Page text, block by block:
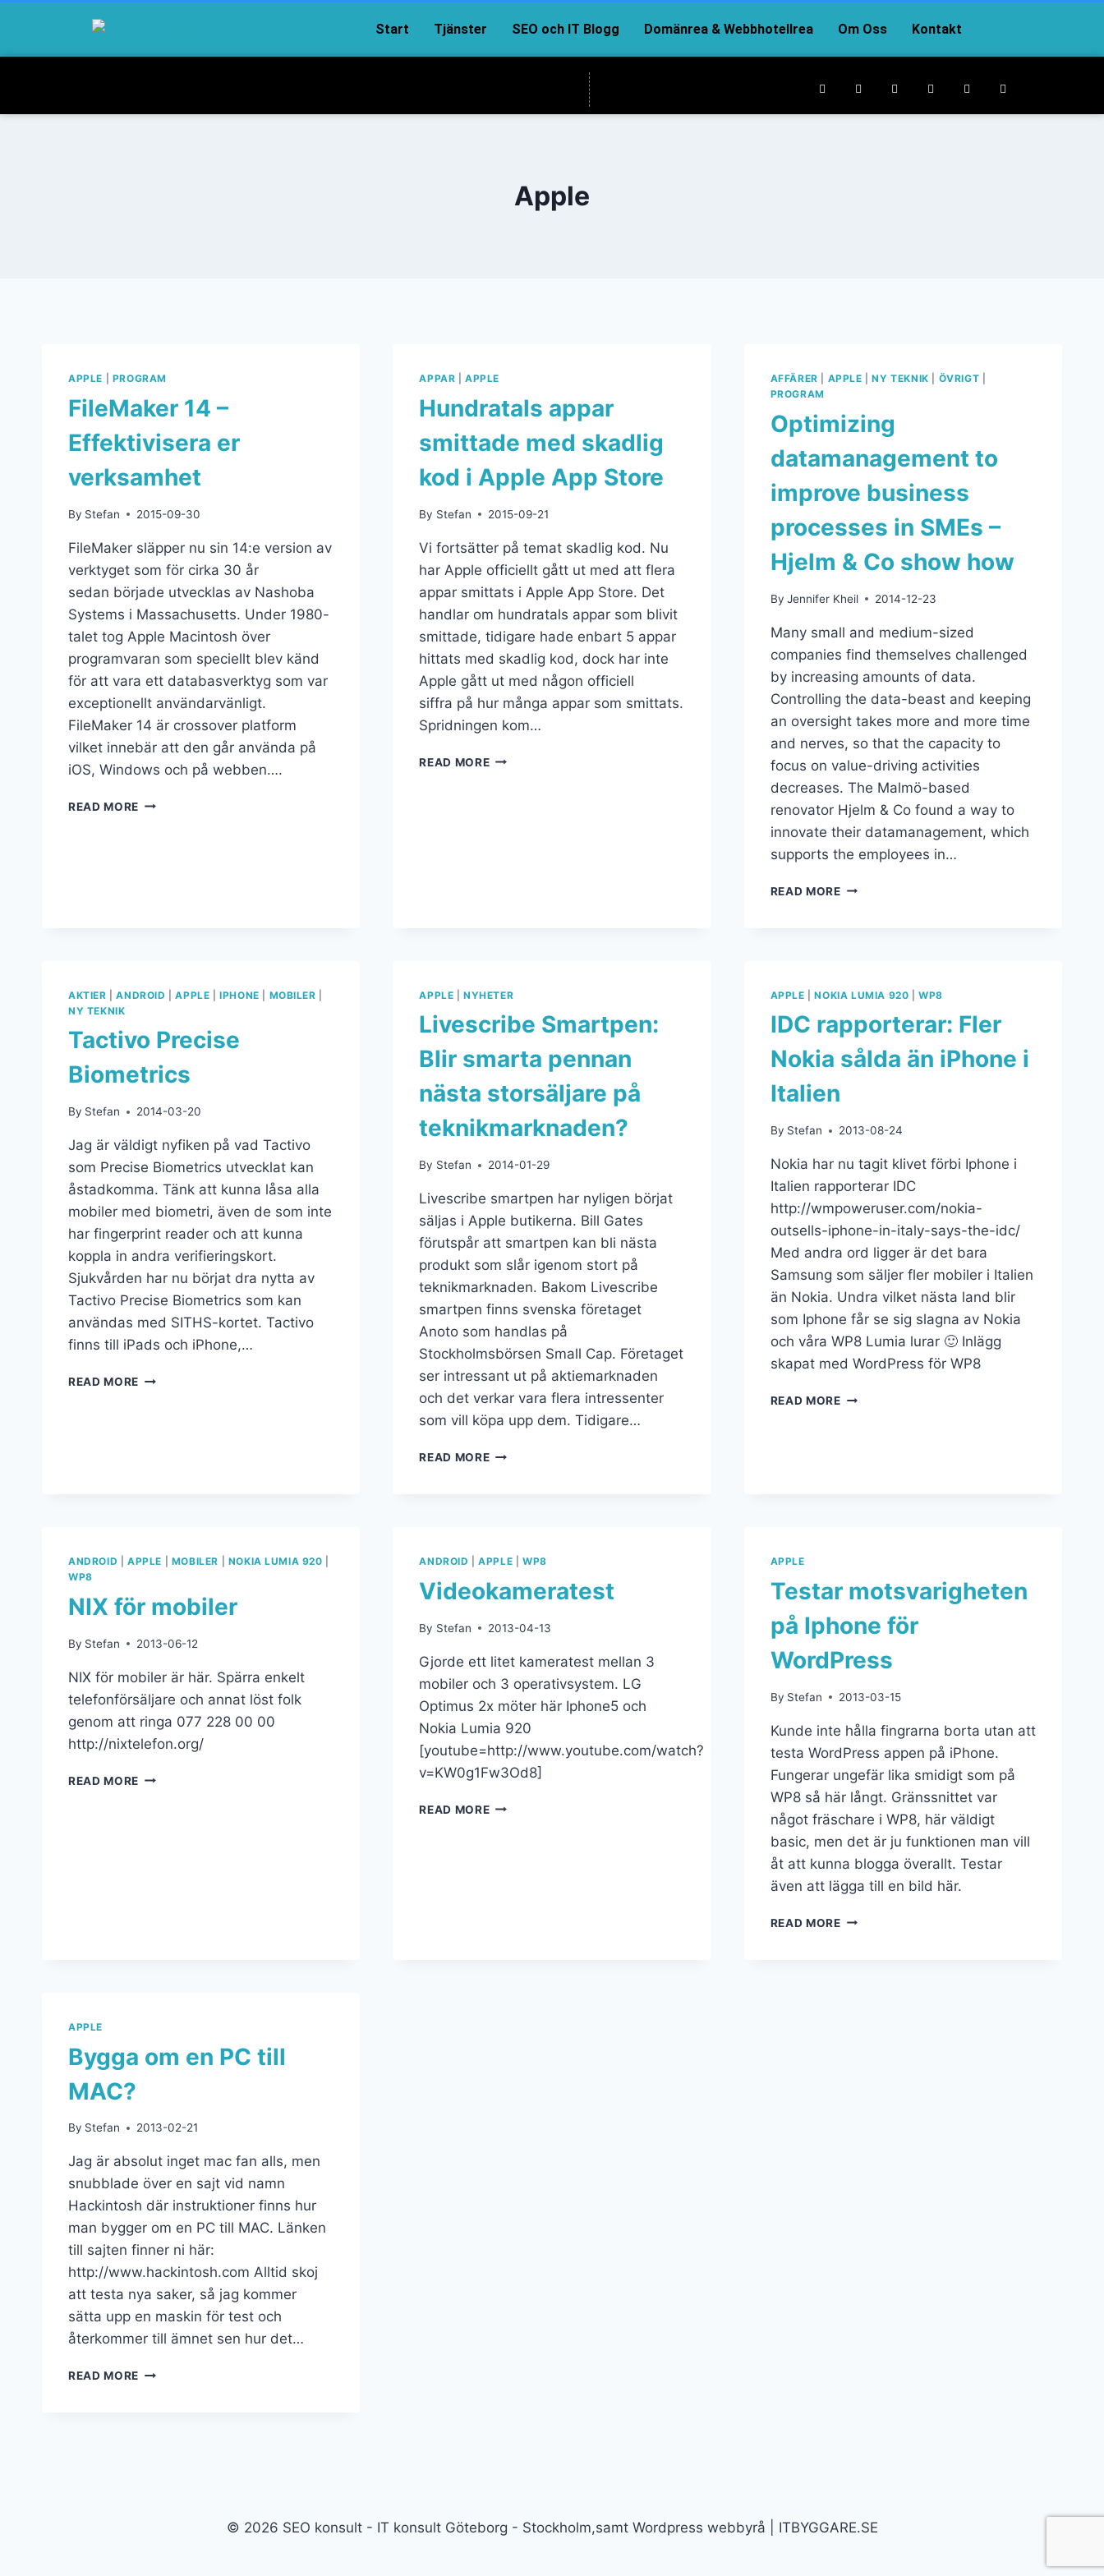
Start Tjänster SEO och IT Blogg Domänrea & Webbhotellrea Om Oss Kontakt
Apple
APPLE PROGRAM
FileMaker 14 –
Effektivisera er
verksamhet
By Stefan 2015-09-30
FileMaker släpper nu sin 14:e version av
verktyget som för cirka 30 år
sedan började utvecklas av Nashoba
Systems i Massachusetts. Under 1980-
talet tog Apple Macintosh över
programvaran som speciellt blev känd
för att vara ett databasverktyg som var
exceptionellt användarvänligt.
FileMaker 14 är crossover platform
vilket innebär att den går använda på
iOS, Windows och på webben….
READ MORE
APPAR |APPLE
Hundratals appar
smittade med skadlig
kod i Apple App Store
By Stefan 2015-09-21
Vi fortsätter på temat skadlig kod. Nu
har Apple officiellt gått ut med att flera
appar smittats i Apple App Store. Det
handlar om hundratals appar som blivit
smittade, tidigare hade enbart 5 appar
hittats med skadlig kod, dock har inte
Apple gått ut med någon officiell
siffra på hur många appar som smittats.
Spridningen kom…
READ MORE
AFFÄRER APPLE |NY TEKNIK ÖVRIGT
PROGRAM
Optimizing
datamanagement to
improve business
processes in SMEs –
Hjelm & Co show how
By Jennifer Kheil 2014-12-23
Many small and medium-sized
companies find themselves challenged
by increasing amounts of data.
Controlling the data-beast and keeping
an oversight takes more and more time
and nerves, so that the capacity to
focus on value-driving activities
decreases. The Malmö-based
renovator Hjelm & Co found a way to
innovate their datamanagement, which
supports the employees in…
READ MORE
AKTIER |ANDROID |APPLE |IPHONE MOBILER
NY TEKNIK
Tactivo Precise
Biometrics
By Stefan 2014-03-20
Jag är väldigt nyfiken på vad Tactivo
som Precise Biometrics utvecklat kan
åstadkomma. Tänk att kunna låsa alla
mobiler med biometri, även de som inte
har fingerprint reader och att kunna
koppla in andra verifieringskort.
Sjukvården har nu börjat dra nytta av
Tactivo Precise Biometrics som kan
användas med SITHS-kortet. Tactivo
finns till iPads och iPhone,…
READ MORE
APPLE |NYHETER
Livescribe Smartpen:
Blir smarta pennan
nästa storsäljare på
teknikmarknaden?
By Stefan 2014-01-29
Livescribe smartpen har nyligen börjat
säljas i Apple butikerna. Bill Gates
förutspår att smartpen kan bli nästa
produkt som slår igenom stort på
teknikmarknaden. Bakom Livescribe
smartpen finns svenska företaget
Anoto som handlas på
Stockholmsbörsen Small Cap. Företaget
ser intressant ut på aktiemarknaden
och det verkar vara flera intressenter
som vill köpa upp dem. Tidigare…
READ MORE
APPLE |NOKIA LUMIA 920 |WP8
IDC rapporterar: Fler
Nokia sålda än iPhone i
Italien
By Stefan 2013-08-24
Nokia har nu tagit klivet förbi Iphone i
Italien rapporterar IDC
http://wmpoweruser.com/nokia-
outsells-iphone-in-italy-says-the-idc/
Med andra ord ligger är det bara
Samsung som säljer fler mobiler i Italien
än Nokia. Undra vilket nästa land blir
som Iphone får se sig slagna av Nokia
och våra WP8 Lumia lurar 🙂 Inlägg
skapat med WordPress för WP8
READ MORE
ANDROID APPLE MOBILER NOKIA LUMIA 920
WP8
NIX för mobiler
By Stefan 2013-06-12
NIX för mobiler är här. Spärra enkelt
telefonförsäljare och annat löst folk
genom att ringa 077 228 00 00
http://nixtelefon.org/
READ MORE
ANDROID |APPLE |WP8
Videokameratest
By Stefan 2013-04-13
Gjorde ett litet kameratest mellan 3
mobiler och 3 operativsystem. LG
Optimus 2x möter här Iphone5 och
Nokia Lumia 920
[youtube=http://www.youtube.com/watch?
v=KW0g1Fw3Od8]
READ MORE
APPLE
Testar motsvarigheten
på Iphone för
WordPress
By Stefan 2013-03-15
Kunde inte hålla fingrarna borta utan att
testa WordPress appen på iPhone.
Fungerar ungefär lika smidigt som på
WP8 så här långt. Gränssnittet var
något fräschare i WP8, här väldigt
basic, men det är ju funktionen man vill
åt att kunna blogga överallt. Testar
även att lägga till en bild här.
READ MORE
APPLE
Bygga om en PC till
MAC?
By Stefan 2013-02-21
Jag är absolut inget mac fan alls, men
snubblade över en sajt vid namn
Hackintosh där instruktioner finns hur
man bygger om en PC till MAC. Länken
till sajten finner ni här:
http://www.hackintosh.com Alltid skoj
att testa nya saker, så jag kommer
sätta upp en maskin för test och
återkommer till ämnet sen hur det…
READ MORE
© 2026 SEO konsult - IT konsult Göteborg - Stockholm,samt Wordpress webbyrå | ITBYGGARE.SE